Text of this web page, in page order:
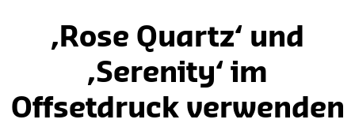
‚Rose Quartz‘ und
‚Serenity‘ im
Offsetdruck verwenden